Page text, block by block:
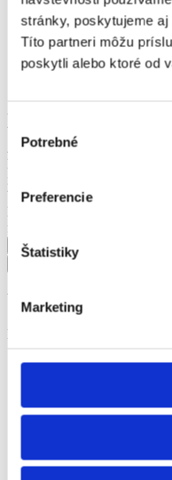
stránky, poskytujeme
Títo partneri môžu
poskytli alebo ktoré od
Výber
súhlasu
Potrebné
Preferencie
Štatistiky
Marketing
Zdravotníctvo a
Poľnohospodárstvo
Strojárstvo
Ostatné
úväzok
Vhodné pre
Ako dlho tu ponuka je
Mzda
Výhody
KĽÚČOVÉ SLOVO
firma
Upresniť výsledok
Lokalita
Banskobystrický
Nitriansky kraj